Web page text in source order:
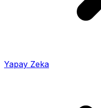
Yapay Zeka